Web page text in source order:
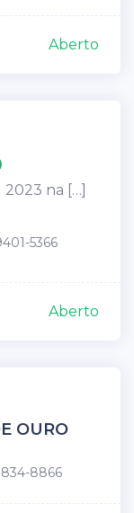
Aberto
2023 na […]
5366
Aberto
OURO
8866